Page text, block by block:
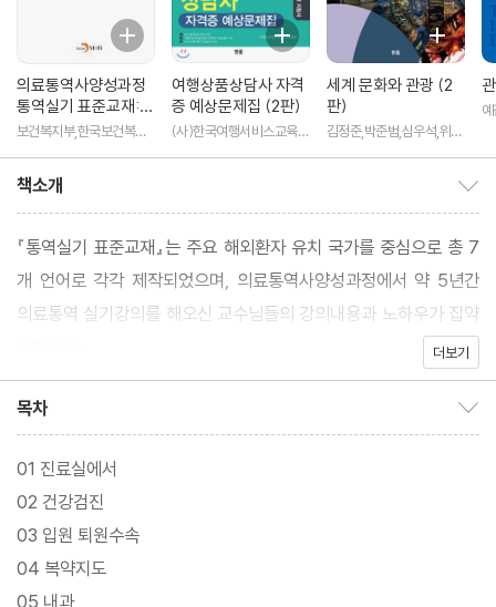
의료통역사양성과정
통역실기 표준교재:
영어
보건복지부,한국보건복지
여행상품상담사 자격
증 예상문제집 (2판)
(사)한국여행서비스교육협
세계 문화와 관광 (2
판)
김정준,박준범,심우석,위주
책소개
『통역실기 표준교재』는 주요 해외환자 유치 국가를 중심으로 총 7
개 언어로 각각 제작되었으며, 의료통역사양성과정에서 약 5년간
의료통역 실기강의를 해오신 교수님들의 강의내용과 노하우가 집약
더보기
목차
01 진료실에서
02 건강검진
03 입원 퇴원수속
04 복약지도
05 내과